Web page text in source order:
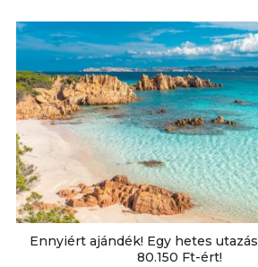
Ennyiért ajándék! Egy hetes
80.150 Ft-ért!